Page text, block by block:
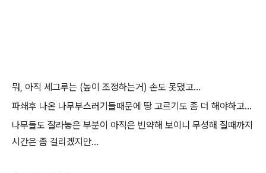
뭐, 아직 세그루는 (높이 조정하는거) 손도 못댔고...
파쇄후 나온 나무부스러기들때문에 땅 고르기도 좀 더 해야하고...
나무들도 잘라놓은 부분이 아직은 빈약해 보이니 무성해 질때까지
시간은 좀 걸리겠지만...